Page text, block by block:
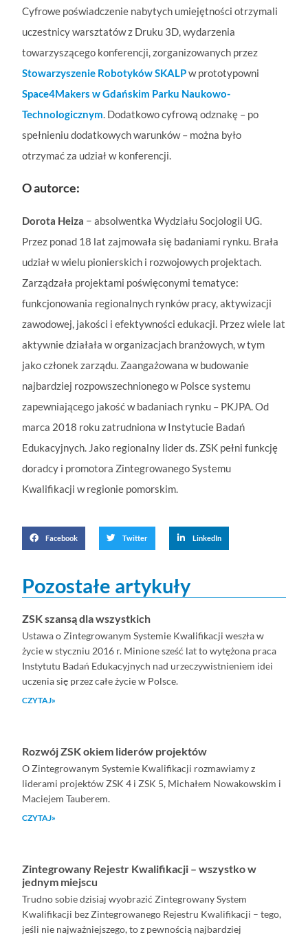
Cyfrowe poświadczenie nabytych umiejętności otrzymali
uczestnicy warsztatów z Druku 3D, wydarzenia
towarzyszącego konferencji, zorganizowanych przez
Stowarzyszenie Robotyków SKALPw prototypowni
Space4Makers w Gdańskim Parku Naukowo-
Technologicznym. Dodatkowo cyfrową odznakę – po
spełnieniu dodatkowych warunków – można było
otrzymać za udział w konferencji.
O autorce:
Dorota Heiza − absolwentka Wydziału Socjologii UG.
Przez ponad 18 lat zajmowała się badaniami rynku. Brała
udział w wielu pionierskich i rozwojowych projektach.
Zarządzała projektami ​poświęconymi tematyce:
funkcjonowania regionalnych rynków pracy, aktywizacji
zawodowej, jakości i efektywności edukacji. Przez wiele lat
aktywnie działała w organizacjach branżowych, w tym
jako członek zarządu. Zaangażowana w ​budowanie
najbardziej rozpowszechnionego w Polsce systemu
zapewniającego jakość w badaniach rynku – PKJPA. Od
marca 2018 roku zatrudniona w Instytucie Badań
Edukacyjnych. Jako regionalny lider ds. ZSK pełni funkcję
doradcy i promotora Zintegrowanego Systemu
Kwalifikacji w regionie pomorskim.
Facebook Twitter LinkedIn
Pozostałe artykuły
ZSK szansą dla wszystkich
Ustawa o Zintegrowanym Systemie Kwalifikacji weszła w
życie w styczniu 2016 r. Minione sześć lat to wytężona praca
Instytutu Badań Edukacyjnych nad urzeczywistnieniem idei
uczenia się przez całe życie w Polsce.
CZYTAJ»
Rozwój ZSK okiem liderów projektów
O Zintegrowanym Systemie Kwalifikacji rozmawiamy z
liderami projektów ZSK 4 i ZSK 5, Michałem Nowakowskim i
Maciejem Tauberem.
CZYTAJ»
Zintegrowany Rejestr Kwalifikacji – wszystko w
jednym miejscu
Trudno sobie dzisiaj wyobrazić Zintegrowany System
Kwalifikacji bez Zintegrowanego Rejestru Kwalifikacji – tego,
jeśli nie najważniejszego, to z pewnością najbardziej